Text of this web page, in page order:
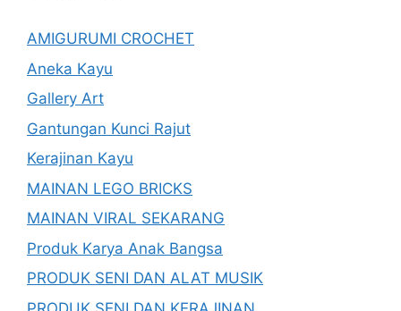
AMIGURUMI CROCHET
Aneka Kayu
Gallery Art
Gantungan Kunci Rajut
Kerajinan Kayu
MAINAN LEGO BRICKS
MAINAN VIRAL SEKARANG
Produk Karya Anak Bangsa
PRODUK SENI DAN ALAT MUSIK